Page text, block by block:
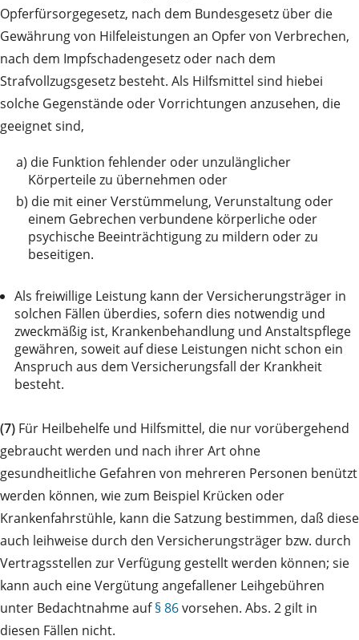
Opferfürsorgegesetz, nach dem Bundesgesetz über die
Gewährung von Hilfeleistungen an Opfer von Verbrechen,
nach dem Impfschadengesetz oder nach dem
Strafvollzugsgesetz besteht. Als Hilfsmittel sind hiebei
solche Gegenstände oder Vorrichtungen anzusehen, die
geeignet sind,
a) die Funktion fehlender oder unzulänglicher
Körperteile zu übernehmen oder
b) die mit einer Verstümmelung, Verunstaltung oder
einem Gebrechen verbundene körperliche oder
psychische Beeinträchtigung zu mildern oder zu
beseitigen.
Als freiwillige Leistung kann der Versicherungsträger in
solchen Fällen überdies, sofern dies notwendig und
zweckmäßig ist, Krankenbehandlung und Anstaltspflege
gewähren, soweit auf diese Leistungen nicht schon ein
Anspruch aus dem Versicherungsfall der Krankheit
besteht.
(7) Für Heilbehelfe und Hilfsmittel, die nur vorübergehend
gebraucht werden und nach ihrer Art ohne
gesundheitliche Gefahren von mehreren Personen benützt
werden können, wie zum Beispiel Krücken oder
Krankenfahrstühle, kann die Satzung bestimmen, daß diese
auch leihweise durch den Versicherungsträger bzw. durch
Vertragsstellen zur Verfügung gestellt werden können; sie
kann auch eine Vergütung angefallener Leihgebühren
unter Bedachtnahme auf§ 86vorsehen. Abs. 2 gilt in
diesen Fällen nicht.